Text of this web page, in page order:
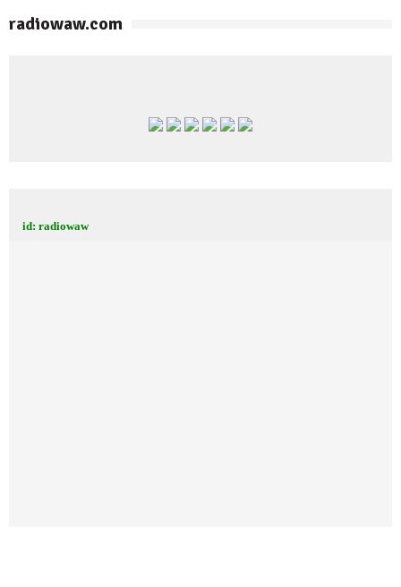
radiowaw.com
id: radiowaw